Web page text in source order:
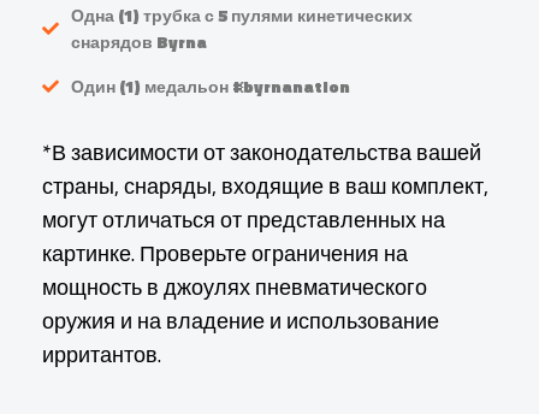
Одна (1) трубка с 5 пулями кинетических
снарядов Byrna
Один (1) медальон #byrnanation
*В зависимости от законодательства вашей
страны, снаряды, входящие в ваш комплект,
могут отличаться от представленных на
картинке. Проверьте ограничения на
мощность в джоулях пневматического
оружия и на владение и использование
ирритантов.